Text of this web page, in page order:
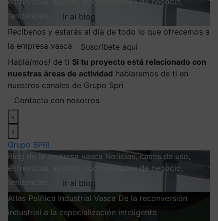
tendencias…
Ir al blog
Recíbenos y estarás al día de todo lo que ofrecemos a
la empresa vasca
Suscríbete aquí
Habla(mos) de ti Si tu proyecto está relacionado con
nuestras áreas de actividad hablaremos de ti en
nuestros canales de Grupo Spri
Contacta con nosotros
‹
›
Grupo SPRI
Blog de la empresa vasca Noticias, casos de uso,
entrevistas, ayudas, oportunidades de negocio,
tendencias…
Ir al blog
Atlas Política Industrial Vasca De la reconversión
industrial a la especialización inteligente